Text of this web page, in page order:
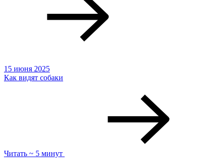
15 июня 2025
Как видят собаки
Читать ~ 5 минут